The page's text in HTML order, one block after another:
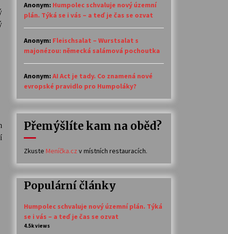
Anonym: Humpolec schvaluje nový územní
plán. Týká se i vás – a teď je čas se ozvat
Anonym: Fleischsalat – Wurstsalat s
majonézou: německá salámová pochoutka
Anonym: AI Act je tady. Co znamená nové
evropské pravidlo pro Humpoláky?
Přemýšlíte kam na oběd?
Zkuste Meníčka.cz v místních restauracích.
Populární články
Humpolec schvaluje nový územní plán. Týká
se i vás – a teď je čas se ozvat
4.5k views